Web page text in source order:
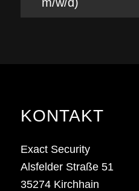
m/w/d)
KONTAKT
Exact Security
Alsfelder Straße 51
35274 Kirchhain